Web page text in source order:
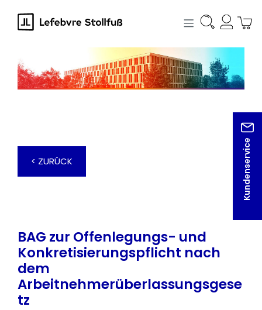
springen
Kundenservice
< ZURÜCK
BAG zur Offenlegungs- und
Konkretisierungspflicht nach
dem
Arbeitnehmerüberlassungsgese
tz